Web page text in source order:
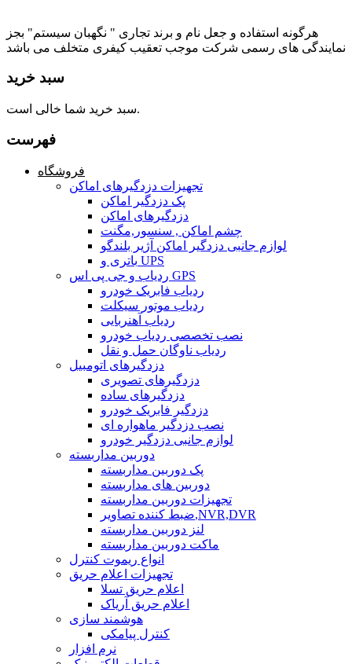
هرگونه استفاده و جعل نام و برند تجاری " نگهبان سیستم" بجز
نمایندگی های رسمی شرکت موجب تعقیب کیفری متخلف می باشد
سبد خرید
سبد خرید شما خالی است.
فهرست
فروشگاه
تجهیزات دزدگیرهای اماکن
پک دزدگیر اماکن
دزدگیرهای اماکن
چشم اماکن , سنسور,مگنت
لوازم جانبی دزدگیر اماکن آژیر بلندگو
باتری و UPS
ردیاب و جی پی اس GPS
ردیاب فابریک خودرو
ردیاب موتور سیکلت
ردیاب آهنربایی
نصب تخصصی ردیاب خودرو
ردیاب ناوگان حمل و نقل
دزدگیرهای اتومبیل
دزدگیرهای تصویری
دزدگیرهای ساده
دزدگیر فابریک خودرو
نصب دزدگیر ماهواره ای
لوازم جانبی دزدگیر خودرو
دوربین مداربسته
پک دوربین مداربسته
دوربین های مداربسته
تجهیزات دوربین مداربسته
ضبط کننده تصاویر,NVR,DVR
لنز دوربین مداربسته
ماکت دوربین مداربسته
انواع ریموت کنترل
تجهیزات اعلام حریق
اعلام حریق تسلا
اعلام حریق آریاک
هوشمند سازی
کنترل پیامکی
نرم افزار